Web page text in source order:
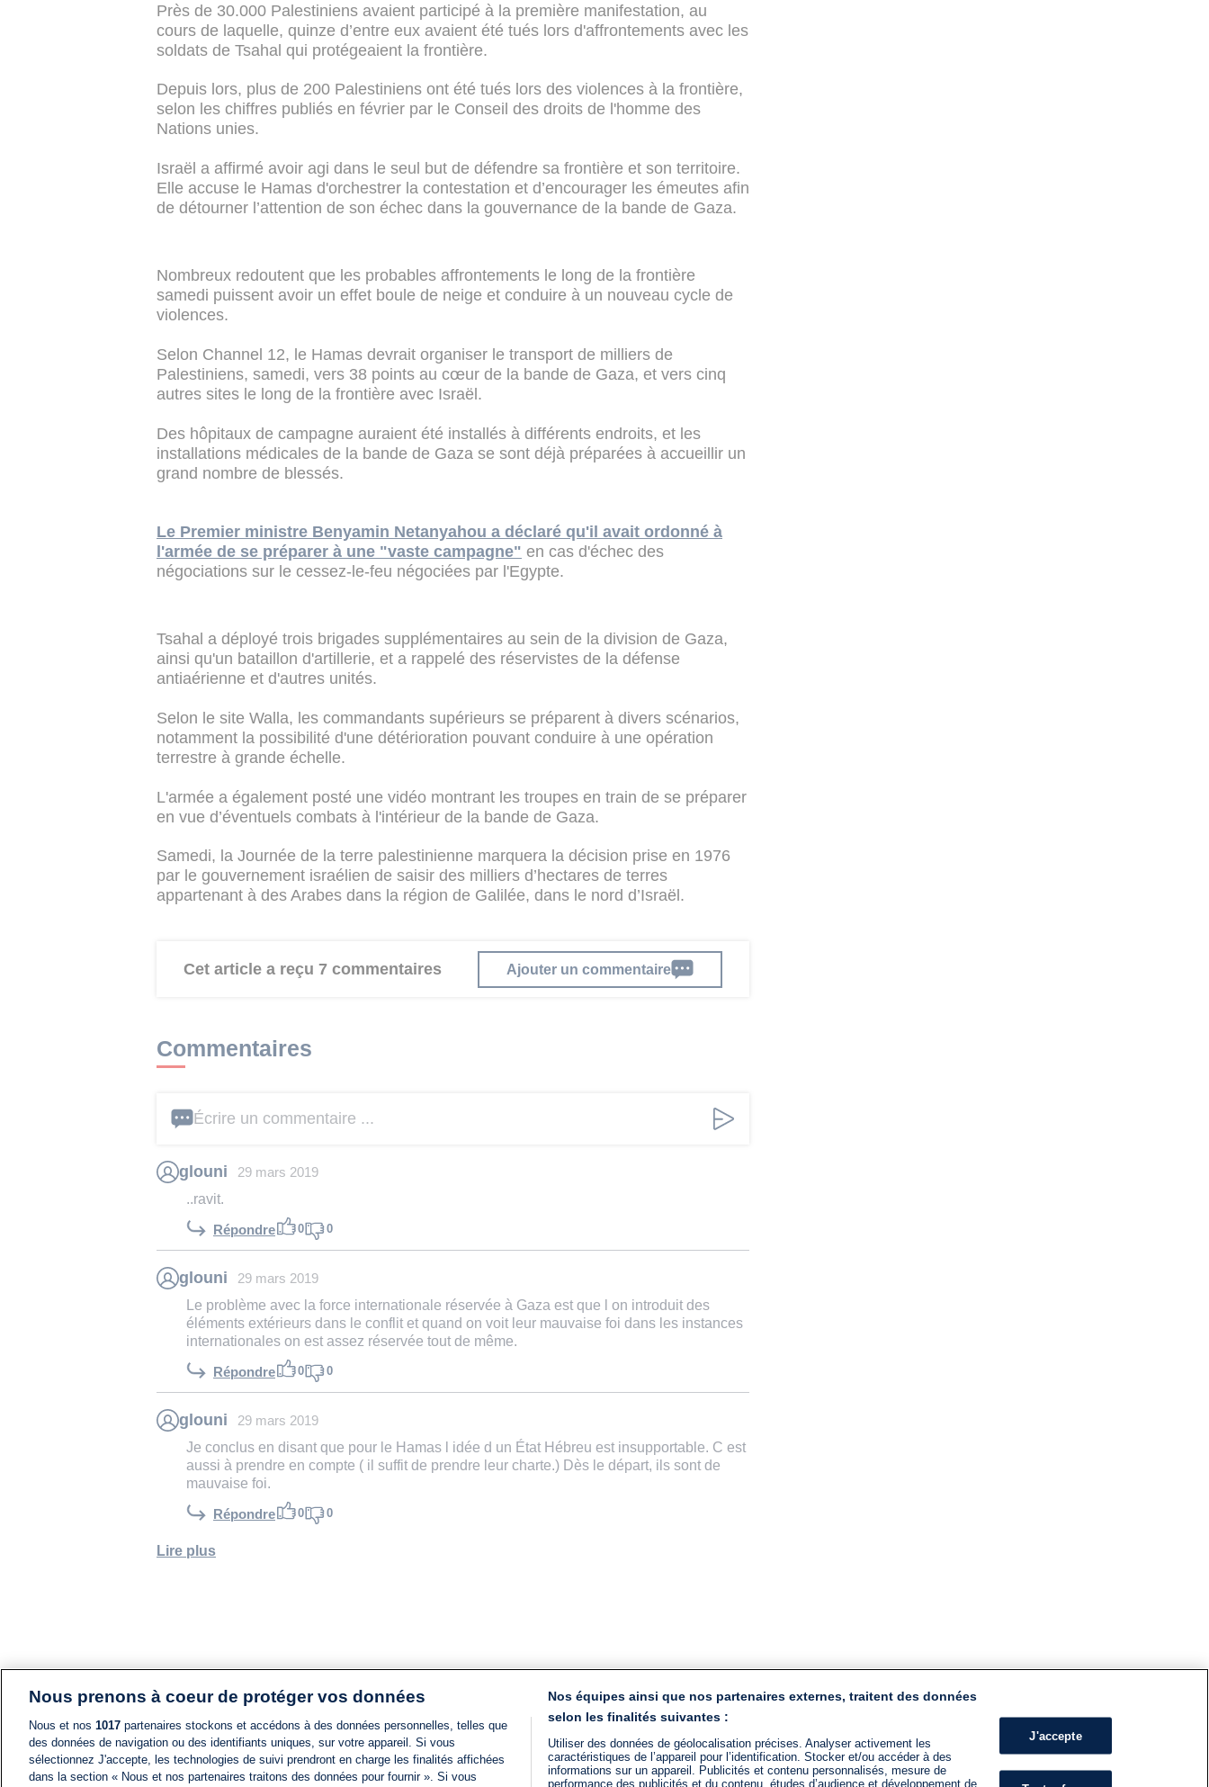
Près de 30.000 Palestiniens avaient participé à la première manifestation, au
cours de laquelle, quinze d’entre eux avaient été tués lors d'affrontements avec les
soldats de Tsahal qui protégeaient la frontière.
Depuis lors, plus de 200 Palestiniens ont été tués lors des violences à la frontière,
selon les chiffres publiés en février par le Conseil des droits de l'homme des
Nations unies.
Israël a affirmé avoir agi dans le seul but de défendre sa frontière et son territoire.
Elle accuse le Hamas d'orchestrer la contestation et d’encourager les émeutes afin
de détourner l’attention de son échec dans la gouvernance de la bande de Gaza.
Nombreux redoutent que les probables affrontements le long de la frontière
samedi puissent avoir un effet boule de neige et conduire à un nouveau cycle de
violences.
Selon Channel 12, le Hamas devrait organiser le transport de milliers de
Palestiniens, samedi, vers 38 points au cœur de la bande de Gaza, et vers cinq
autres sites le long de la frontière avec Israël.
Des hôpitaux de campagne auraient été installés à différents endroits, et les
installations médicales de la bande de Gaza se sont déjà préparées à accueillir un
grand nombre de blessés.
Le Premier ministre Benyamin Netanyahou a déclaré qu'il avait ordonné à
l'armée de se préparer à une "vaste campagne" en cas d'échec des
négociations sur le cessez-le-feu négociées par l'Egypte.
Tsahal a déployé trois brigades supplémentaires au sein de la division de Gaza,
ainsi qu'un bataillon d'artillerie, et a rappelé des réservistes de la défense
antiaérienne et d'autres unités.
Selon le site Walla, les commandants supérieurs se préparent à divers scénarios,
notamment la possibilité d'une détérioration pouvant conduire à une opération
terrestre à grande échelle.
L'armée a également posté une vidéo montrant les troupes en train de se préparer
en vue d’éventuels combats à l'intérieur de la bande de Gaza.
Samedi, la Journée de la terre palestinienne marquera la décision prise en 1976
par le gouvernement israélien de saisir des milliers d’hectares de terres
appartenant à des Arabes dans la région de Galilée, dans le nord d’Israël.
Cet article a reçu 7 commentaires Ajouter un commentaire
Commentaires
Écrire un commentaire ...
glouni 29 mars 2019
..ravit.
Répondre 0 0
glouni 29 mars 2019
Le problème avec la force internationale réservée à Gaza est que l on introduit des
éléments extérieurs dans le conflit et quand on voit leur mauvaise foi dans les instances
internationales on est assez réservée tout de même.
Répondre 0 0
glouni 29 mars 2019
Je conclus en disant que pour le Hamas l idée d un État Hébreu est insupportable. C est
aussi à prendre en compte ( il suffit de prendre leur charte.) Dès le départ, ils sont de
mauvaise foi.
Répondre 0 0
Lire plus
Nous prenons à coeur de protéger vos données
Nous et nos 1017 partenaires stockons et accédons à des données personnelles, telles que
des données de navigation ou des identifiants uniques, sur votre appareil. Si vous
sélectionnez J'accepte, les technologies de suivi prendront en charge les finalités affichées
dans la section « Nous et nos partenaires traitons des données pour fournir ». Si vous
Nos équipes ainsi que nos partenaires externes, traitent des données
selon les finalités suivantes :
Utiliser des données de géolocalisation précises. Analyser activement les
caractéristiques de l’appareil pour l’identification. Stocker et/ou accéder à des
informations sur un appareil. Publicités et contenu personnalisés, mesure de
performance des publicités et du contenu, études d’audience et développement de
J'accepte